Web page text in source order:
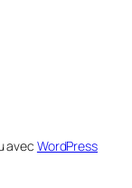
avec WordPress